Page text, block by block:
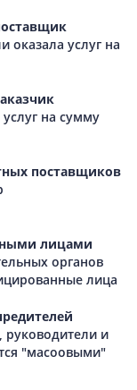
оказала услуг на
на сумму
поставщиков
лицами
органов
лица
и
"масоовыми"